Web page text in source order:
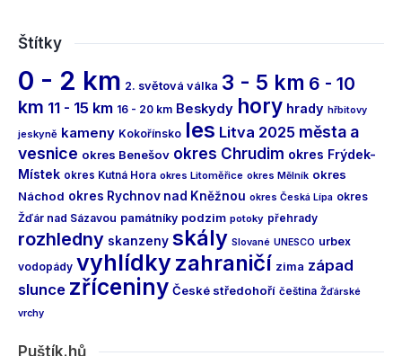
Štítky
0 - 2 km 2. světová válka 3 - 5 km 6 - 10
km 11 - 15 km 16 - 20 km Beskydy hory hrady hřbitovy
jeskyně kameny Kokořínsko les Litva 2025 města a
vesnice okres Benešov okres Chrudim okres Frýdek-
Místek okres Kutná Hora okres Litoměřice okres Mělník okres
Náchod okres Rychnov nad Kněžnou okres Česká Lípa okres
Žďár nad Sázavou památníky podzim potoky přehrady
rozhledny skanzeny skály Slované UNESCO urbex
vodopády vyhlídkyzahraničí zima západ
slunce zříceniny České středohoří čeština Žďárské
vrchy
Puštík.hů